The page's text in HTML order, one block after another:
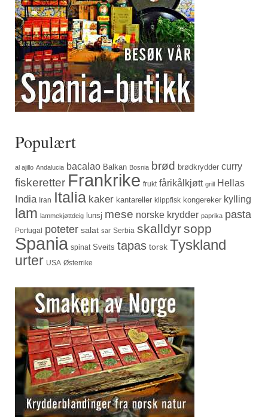
Populært
al ajillo Andalucia bacalao Balkan Bosnia brød brødkrydder curry
fiskeretter Frankrike frukt fårikålkjøtt grill Hellas
India Iran Italia kaker kantareller klippfisk kongereker kylling
lam lammekjøttdeig lunsj mese norske krydder paprika pasta
Portugal poteter salat sar Serbia skalldyrsopp
Spania spinat Sveits tapas torsk Tyskland
urter USA Østerrike